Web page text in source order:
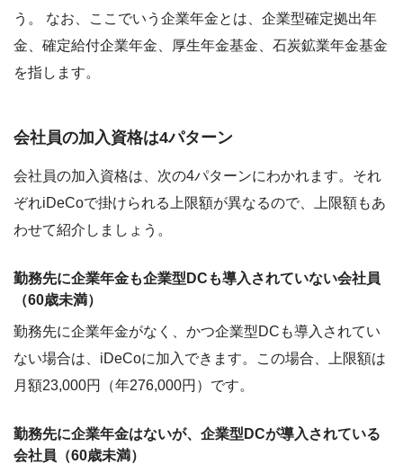
う。 なお、ここでいう企業年金とは、企業型確定拠出年
金、確定給付企業年金、厚生年金基金、石炭鉱業年金基金
を指します。
会社員の加入資格は4パターン
会社員の加入資格は、次の4パターンにわかれます。それ
ぞれiDeCoで掛けられる上限額が異なるので、上限額もあ
わせて紹介しましょう。
勤務先に企業年金も企業型DCも導入されていない会社員
（60歳未満）
勤務先に企業年金がなく、かつ企業型DCも導入されてい
ない場合は、iDeCoに加入できます。この場合、上限額は
月額23,000円（年276,000円）です。
勤務先に企業年金はないが、企業型DCが導入されている
会社員（60歳未満）